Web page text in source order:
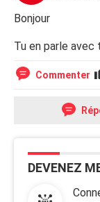
Bonjour
Tu en parle
Commenter
DEVENEZ